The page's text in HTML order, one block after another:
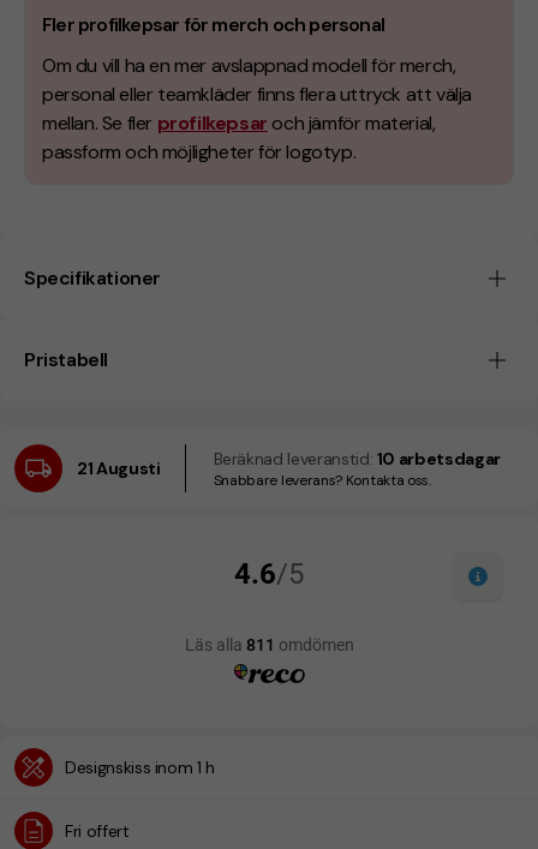
Fler profilkepsar för merch och personal
Om du vill ha en mer avslappnad modell för merch,
personal eller teamkläder finns flera uttryck att välja
mellan. Se fler profilkepsar och jämför material,
passform och möjligheter för logotyp.
Specifikationer
Pristabell
21 Augusti Beräknad leveranstid: 10 arbetsdagar
Snabbare leverans? Kontakta oss.
Designskiss inom 1 h
Fri offert